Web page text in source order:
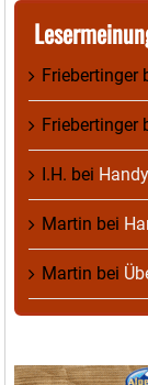
Friebertinger
Friebertinger
I.H. bei
Martin bei
Martin bei